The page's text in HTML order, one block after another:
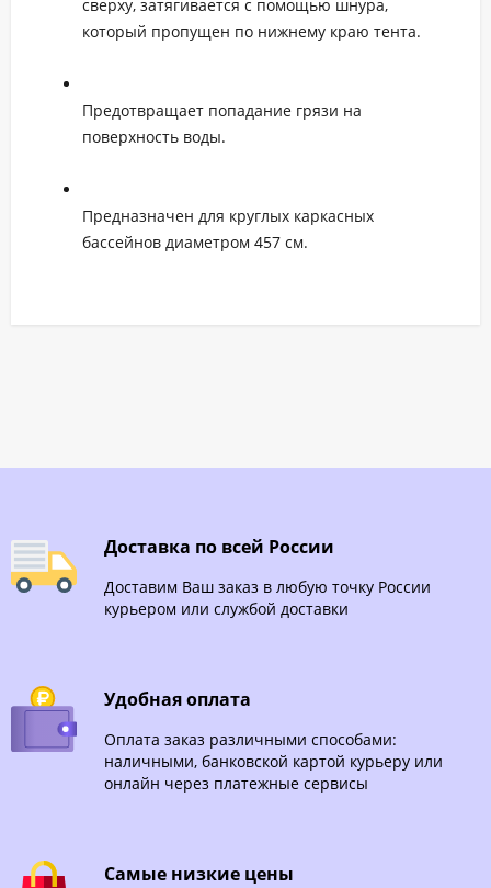
сверху, затягивается с помощью шнура,
который пропущен по нижнему краю тента.
Предотвращает попадание грязи на
поверхность воды.
Предназначен для круглых каркасных
бассейнов диаметром 457 см.
Доставка по всей России
Доставим Ваш заказ в любую точку России
курьером или службой доставки
Удобная оплата
Оплата заказ различными способами:
наличными, банковской картой курьеру или
онлайн через платежные сервисы
Самые низкие цены